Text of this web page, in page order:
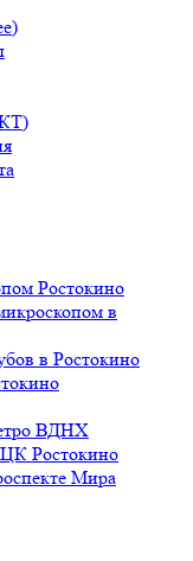
Ростокино
в
в Ростокино
ВДНХ
Ростокино
Мира